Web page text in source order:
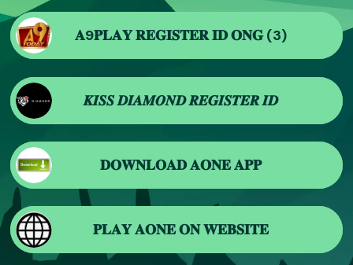
𝐀9𝐏𝐋𝐀𝐘 𝐑𝐄𝐆𝐈𝐒𝐓𝐄𝐑 𝐈𝐃 𝐎𝐍𝐆 (3)
𝑲𝑰𝑺𝑺 𝑫𝑰𝑨𝑴𝑶𝑵𝑫 𝑹𝑬𝑮𝑰𝑺𝑻𝑬𝑹 𝑰𝑫
𝐃𝐎𝐖𝐍𝐋𝐎𝐀𝐃 𝐀𝐎𝐍𝐄 𝐀𝐏𝐏
𝐏𝐋𝐀𝐘 𝐀𝐎𝐍𝐄 𝐎𝐍 𝐖𝐄𝐁𝐒𝐈𝐓𝐄